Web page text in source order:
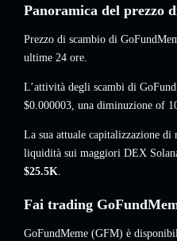
Panoramica del prezzo
Prezzo di scambio di
ultime 24 ore.
L’attività degli scambi di
$0.000003, una diminuzione of
La sua attuale capitalizzazione di
liquidità sui maggiori DEX
$25.5K.
Fai trading
GoFundMeme (GFM) è